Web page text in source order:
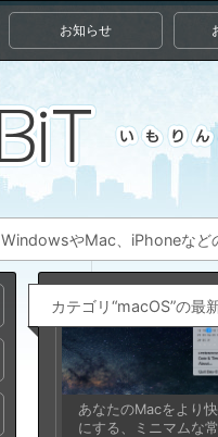
お知らせ
WindowsやMac、iPhoneなど
カテゴリ“macOS”の最
あなたのMacをより
にする、ミニマムな